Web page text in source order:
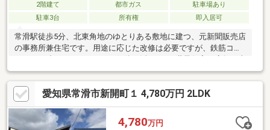
2階建て 都市ガス
駐車場あり
駐車3台
所有権 即入居可
常滑駅徒歩5分、北東角地のゆとりある敷地に建つ、元新聞販売店
の事務所兼住宅です。用途に応じた改修は必要ですが、鉄筋コン
務所兼住宅、各種事業用拠点として幅広くご検討いただけます。
駐車スペースは最大8台分を確保でき、来客対応にも便利。周辺に
はイオンモールやコストコ、セントレアなどもあり、生活利便と
事業利便の両方を備えた魅力ある物件です。
愛知県常滑市新開町１ 4,780万円 2LDK
4,780万円